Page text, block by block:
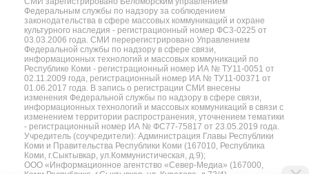
Федеральным службы по надзору за соблюдением
законодательства в сфере массовых коммуникаций и охране
культурного наследия - регистрационный номер ФС3-0225 от
03.03.2006 года. СМИ перерегистрировано Управлением
Федеральной службы по надзору в сфере связи,
информационных технологий и массовых коммуникаций по
Республике Коми - регистрационный номер ИА № ТУ11-0051 от
02.11.2009 года, регистрационный номер ИА № ТУ11-00371 от
01.06.2017 года. В запись о регистрации СМИ внесены
изменения Федеральной службы по надзору в сфере связи,
информационных технологий и массовых коммуникаций в связи с
изменением территории распространения, уточнением тематики
- регистрационный номер ИА № ФС77-75817 от 23.05.2019 года.
Учредитель (соучредители): Администрация Главы Республики
Коми и Правительства Республики Коми (167010, Республика
Коми, г.Сыктывкар, ул.Коммунистическая, д.9);
ООО «Информационное агентство «Север-Медиа» (167000,